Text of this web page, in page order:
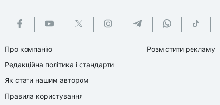
Про компанію
Редакційна політика і стандарти
Як стати нашим автором
Правила користування
Розмістити рекламу